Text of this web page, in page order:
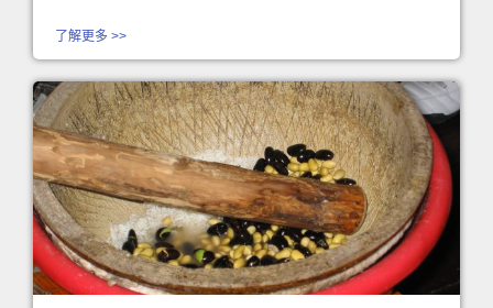
了解更多 >>